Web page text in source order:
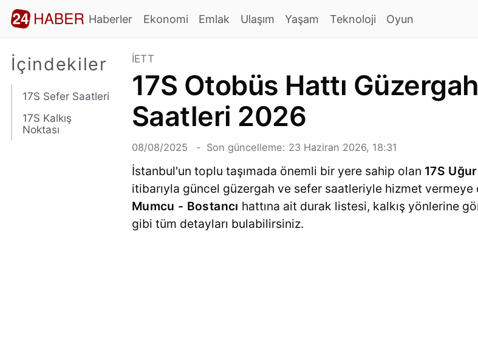
Haberler Ekonomi Emlak Ulaşım Yaşam Teknoloji Oyun
İçindekiler
17S Sefer Saatleri
17S Kalkış
Noktası
İETT
17S Otobüs Hattı
Saatleri 2026
08/08/2025 Son güncelleme: 23 Haziran 2026, 18:31
İstanbul'un toplu taşımada önemli bir yere sahip olan 17S
itibarıyla güncel güzergah ve sefer saatleriyle hizmet
Mumcu - Bostancı hattına ait durak listesi, kalkış yönlerine
gibi tüm detayları bulabilirsiniz.